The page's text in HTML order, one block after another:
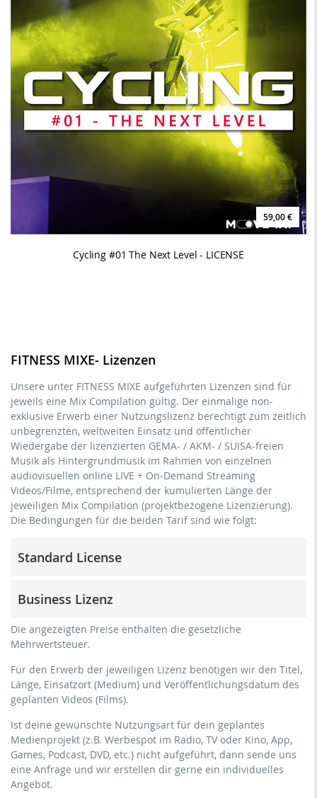
59,00 €
Cycling #01 The Next Level - LICENSE
FITNESS MIXE- Lizenzen
Unsere unter FITNESS MIXE aufgeführten Lizenzen sind für
jeweils eine Mix Compilation gültig. Der einmalige non-
exklusive Erwerb einer Nutzungslizenz berechtigt zum zeitlich
unbegrenzten, weltweiten Einsatz und öffentlicher
Wiedergabe der lizenzierten GEMA- / AKM- / SUISA-freien
Musik als Hintergrundmusik im Rahmen von einzelnen
audiovisuellen online LIVE + On-Demand Streaming
Videos/Filme, entsprechend der kumulierten Länge der
jeweiligen Mix Compilation (projektbezogene Lizenzierung).
Die Bedingungen für die beiden Tarif sind wie folgt:
Standard License
Personen
Eigenmarketing
innerhalb eines kostenpflichtigen Präventionskurses oder
eines Abonnement-Dienstes)
Streaming/Ausstrahlung über soziale Plattformen
Twitch, etc. + eigene Website
keine Sublizenzierung des Videos (Film)
keine mechanische Vervielfältigung
Download der Titel zur Verwendung
Business Lizenz
für Freiberufler und physische Unternehmen
(Fitnessstudios, Sport Vereine, etc.)
Eigenmarketing
direktes Geldverdienen mit dem Projekt (z.B. innerhalb
eines kostenpflichtigen Präventionskurses oder eines
Abonnement-Dienstes)
Streaming/Ausstrahlung über soziale Plattformen
einschließlich: Facebook, YouTube, Instagram, Zoom,
Twitch, etc. + gewerbliche Website
Sublizenzierung des Videos (Film)
Die angezeigten Preise enthalten die gesetzliche
Mehrwertsteuer.
Für den Erwerb der jeweiligen Lizenz benötigen wir den Titel,
Länge, Einsatzort (Medium) und Veröffentlichungsdatum des
geplanten Videos (Films).
Ist deine gewünschte Nutzungsart für dein geplantes
Medienprojekt (z.B. Werbespot im Radio, TV oder Kino, App,
Games, Podcast, DVD, etc.) nicht aufgeführt, dann sende uns
eine Anfrage und wir erstellen dir gerne ein individuelles
Angebot.